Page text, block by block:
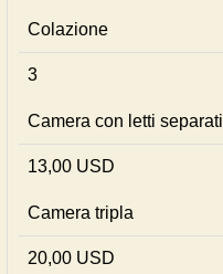
Colazione
3
Camera con letti separati
13,00 USD
Camera tripla
20,00 USD